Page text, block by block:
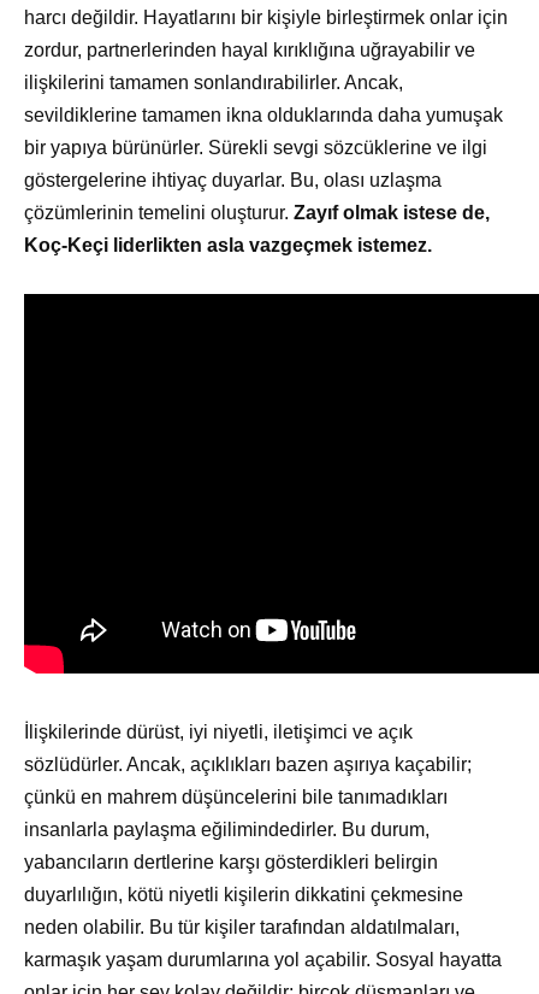
harcı değildir. Hayatlarını bir kişiyle birleştirmek onlar için
zordur, partnerlerinden hayal kırıklığına uğrayabilir ve
ilişkilerini tamamen sonlandırabilirler. Ancak,
sevildiklerine tamamen ikna olduklarında daha yumuşak
bir yapıya bürünürler. Sürekli sevgi sözcüklerine ve ilgi
göstergelerine ihtiyaç duyarlar. Bu, olası uzlaşma
çözümlerinin temelini oluşturur. Zayıf olmak istese de,
Koç-Keçi liderlikten asla vazgeçmek istemez.
İlişkilerinde dürüst, iyi niyetli, iletişimci ve açık
sözlüdürler. Ancak, açıklıkları bazen aşırıya kaçabilir;
çünkü en mahrem düşüncelerini bile tanımadıkları
insanlarla paylaşma eğilimindedirler. Bu durum,
yabancıların dertlerine karşı gösterdikleri belirgin
duyarlılığın, kötü niyetli kişilerin dikkatini çekmesine
neden olabilir. Bu tür kişiler tarafından aldatılmaları,
karmaşık yaşam durumlarına yol açabilir. Sosyal hayatta